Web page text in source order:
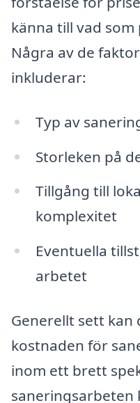
känna till vad
Några av de
inkluderar:
Typ av
Storleken på
Tillgång till
komplexitet
Eventuella
arbetet
Generellt sett kan
kostnaden för
inom ett brett
saneringsarbeten